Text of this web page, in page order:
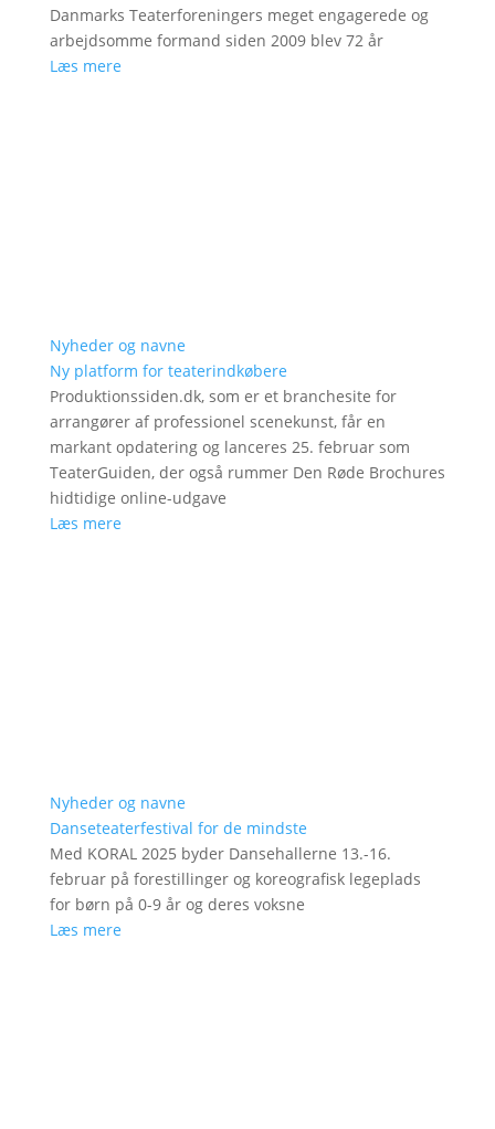
Danmarks Teaterforeningers meget engagerede og
arbejdsomme formand siden 2009 blev 72 år
Læs mere
Nyheder og navne
Ny platform for teaterindkøbere
Produktionssiden.dk, som er et branchesite for
arrangører af professionel scenekunst, får en
markant opdatering og lanceres 25. februar som
TeaterGuiden, der også rummer Den Røde Brochures
hidtidige online-udgave
Læs mere
Nyheder og navne
Danseteaterfestival for de mindste
Med KORAL 2025 byder Dansehallerne 13.-16.
februar på forestillinger og koreografisk legeplads
for børn på 0-9 år og deres voksne
Læs mere